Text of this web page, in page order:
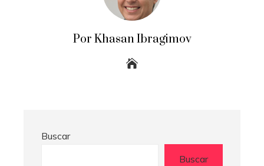
Por Khasan Ibragimov
Buscar
Buscar